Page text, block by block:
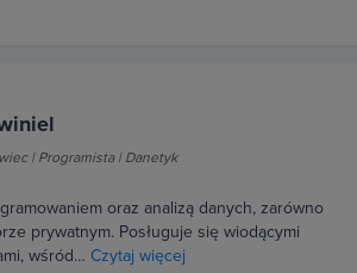
| Programista | Danetyk
oraz analizą danych, zarówno
prywatnym. Posługuje się wiodącymi
wśród… Czytaj więcej